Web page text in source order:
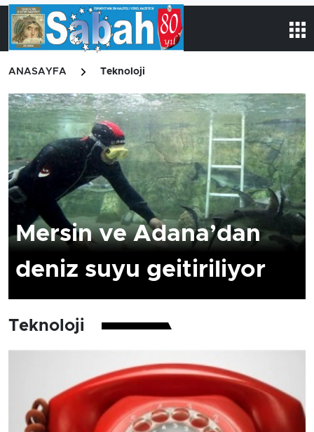
ANASAYFA Teknoloji
Mersin ve Adana’dan
deniz suyu geitiriliyor
Teknoloji